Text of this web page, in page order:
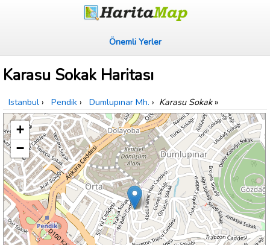
Önemli Yerler
Karasu Sokak Haritası
Istanbul › Pendik › Dumlupınar Mh. › Karasu Sokak»
+
−